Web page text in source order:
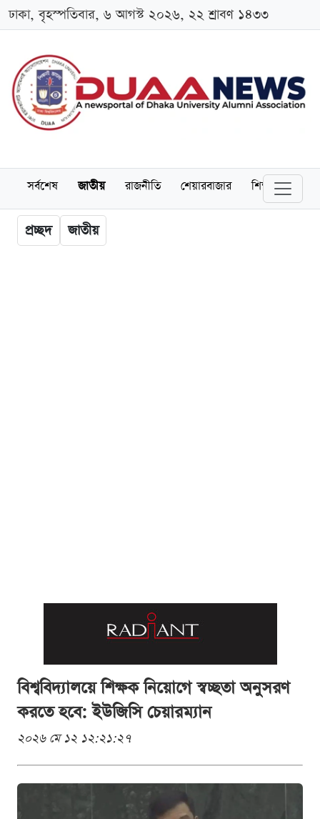
ঢাকা, বৃহস্পতিবার, ৬ আগস্ট ২০২৬, ২২ শ্রাবণ ১৪৩৩
সর্বশেষ জাতীয় রাজনীতি শেয়ারবাজার শিক্ষা
প্রচ্ছদ জাতীয়
বিশ্ববিদ্যালয়ে শিক্ষক নিয়োগে স্বচ্ছতা অনুসরণ
করতে হবে: ইউজিসি চেয়ারম্যান
২০২৬ মে ১২ ১২:২১:২৭